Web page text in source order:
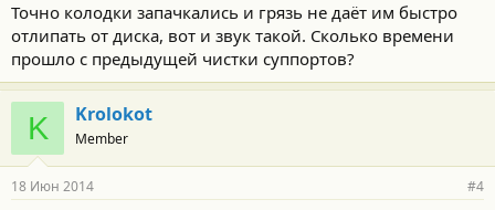
Точно колодки запачкались и грязь не даёт им быстро
отлипать от диска, вот и звук такой. Сколько времени
прошло с предыдущей чистки суппортов?
K Krolokot
Member
18 Июн 2014 #4